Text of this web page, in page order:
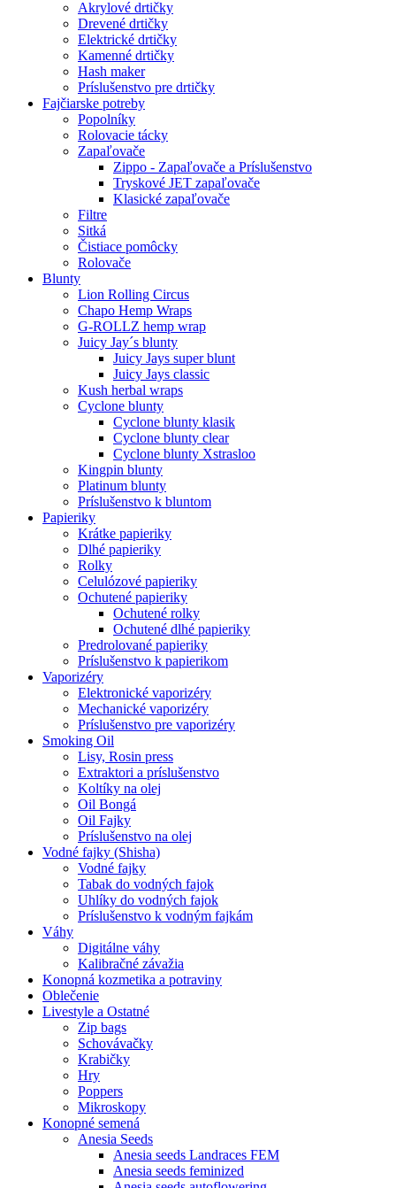
Akrylové drtičky
Drevené drtičky
Elektrické drtičky
Kamenné drtičky
Hash maker
Príslušenstvo pre drtičky
Fajčiarske potreby
Popolníky
Rolovacie tácky
Zapaľovače
Zippo - Zapaľovače a Príslušenstvo
Tryskové JET zapaľovače
Klasické zapaľovače
Filtre
Sitká
Čistiace pomôcky
Rolovače
Blunty
Lion Rolling Circus
Chapo Hemp Wraps
G-ROLLZ hemp wrap
Juicy Jay´s blunty
Juicy Jays super blunt
Juicy Jays classic
Kush herbal wraps
Cyclone blunty
Cyclone blunty klasik
Cyclone blunty clear
Cyclone blunty Xstrasloo
Kingpin blunty
Platinum blunty
Príslušenstvo k bluntom
Papieriky
Krátke papieriky
Dlhé papieriky
Rolky
Celulózové papieriky
Ochutené papieriky
Ochutené rolky
Ochutené dlhé papieriky
Predrolované papieriky
Príslušenstvo k papierikom
Vaporizéry
Elektronické vaporizéry
Mechanické vaporizéry
Príslušenstvo pre vaporizéry
Smoking Oil
Lisy, Rosin press
Extraktori a príslušenstvo
Koltíky na olej
Oil Bongá
Oil Fajky
Príslušenstvo na olej
Vodné fajky (Shisha)
Vodné fajky
Tabak do vodných fajok
Uhlíky do vodných fajok
Príslušenstvo k vodným fajkám
Váhy
Digitálne váhy
Kalibračné závažia
Konopná kozmetika a potraviny
Oblečenie
Livestyle a Ostatné
Zip bags
Schovávačky
Krabičky
Hry
Poppers
Mikroskopy
Konopné semená
Anesia Seeds
Anesia seeds Landraces FEM
Anesia seeds feminized